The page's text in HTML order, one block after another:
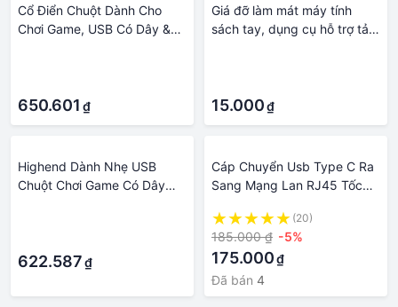
Cổ Điển Chuột Dành Cho
Chơi Game, USB Có Dây &
Tính Để Bàn Phụ Kiện
Laptop Tùy Chỉnh
650.601 ₫
Giá đỡ làm mát máy tính
sách tay, dụng cụ hỗ trợ tản
15.000₫
Highend Dành Nhẹ USB
Chuột Chơi Game Có Dây
622.587₫
Cáp Chuyển Usb Type C Ra
Sang Mạng Lan RJ45 Tốc
Máy Tính Laptop
(20)
185.000 ₫ -5%
175.000₫
Đã bán 4